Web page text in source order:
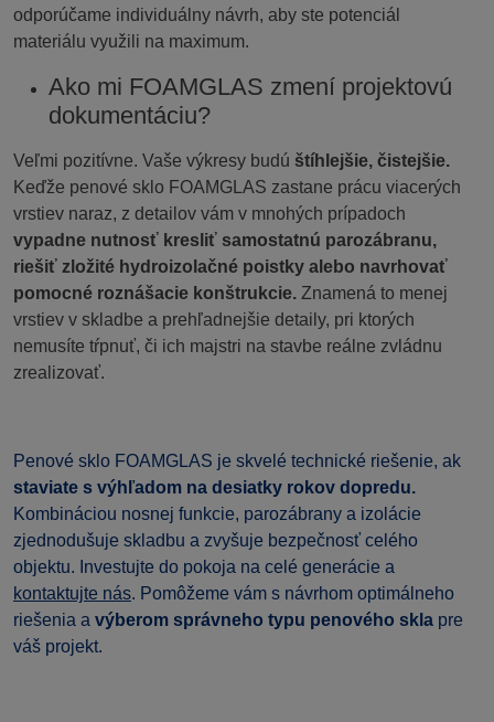
odporúčame individuálny návrh, aby ste potenciál
materiálu využili na maximum.
Ako mi FOAMGLAS zmení projektovú
dokumentáciu?
Veľmi pozitívne. Vaše výkresy budú štíhlejšie, čistejšie.
Keďže penové sklo FOAMGLAS zastane prácu viacerých
vrstiev naraz, z detailov vám v mnohých prípadoch
vypadne nutnosť kresliť samostatnú parozábranu,
riešiť zložité hydroizolačné poistky alebo navrhovať
pomocné roznášacie konštrukcie. Znamená to menej
vrstiev v skladbe a prehľadnejšie detaily, pri ktorých
nemusíte tŕpnuť, či ich majstri na stavbe reálne zvládnu
zrealizovať.
Penové sklo FOAMGLAS je skvelé technické riešenie, ak
staviate s výhľadom na desiatky rokov dopredu.
Kombináciou nosnej funkcie, parozábrany a izolácie
zjednodušuje skladbu a zvyšuje bezpečnosť celého
objektu. Investujte do pokoja na celé generácie a
kontaktujte nás. Pomôžeme vám s návrhom optimálneho
riešenia a výberom správneho typu penového skla pre
váš projekt.